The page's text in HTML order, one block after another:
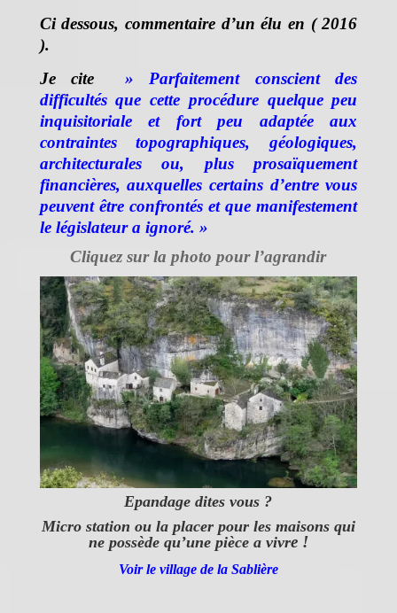
Ci dessous, commentaire d’un élu en ( 2016
).
Je cite
» Parfaitement conscient des
difficultés que cette procédure quelque peu
inquisitoriale et fort peu adaptée aux
contraintes topographiques, géologiques,
architecturales ou, plus prosaïquement
financières, auxquelles certains d’entre vous
peuvent être confrontés et que manifestement
le législateur a ignoré. »
Cliquez sur la photo pour l’agrandir
Epandage dites vous ?
Micro station ou la placer pour les maisons qui
ne possède qu’une pièce a vivre !
Voir le village de la Sablière